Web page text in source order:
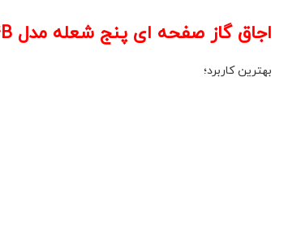
اجاق گاز صفحه ای پنج شعله مدل GO5ML – C4B کد(96)
بهترین کاربرد؛